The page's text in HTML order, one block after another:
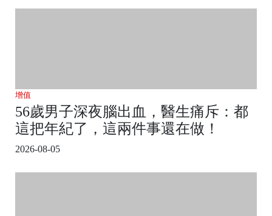
增值
56歲男子深夜腦出血，醫生痛斥：都
這把年紀了，這兩件事還在做！
2026-08-05